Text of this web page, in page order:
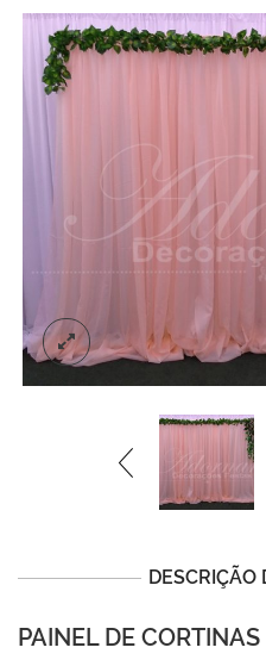
DESCRIÇÃO
PAINEL DE CORTINAS